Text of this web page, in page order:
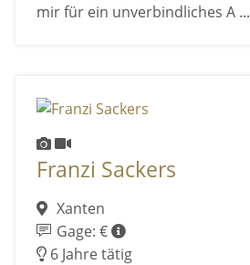
mir für ein unverbindliches A ...
Franzi Sackers
Xanten
Gage: €
6 Jahre tätig